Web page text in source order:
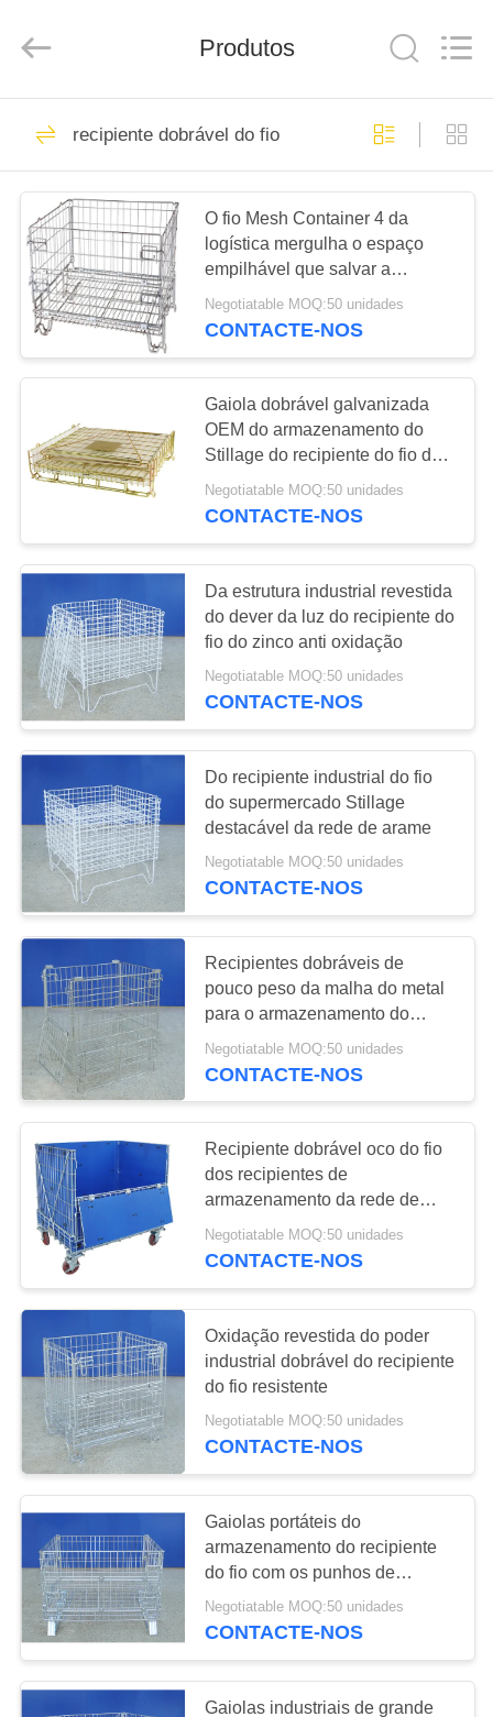
CASA
PRODUTOS
SOBRE
NÓS
EXCURSÃO
FÁBRICA
CONTROLE
DA
QUALIDADE
CONTACTE-
NOS
PEÇA
UMAS
CITAÇÕES
MAPA
DO
SITE
PRIVACY
POLICY
Trade
Rights
Recipiente industrial
do fio
recipiente dobrável
do fio
15
Recipiente do
engranzamento de
fio
48
Pálete plástica
industrial
34
Tanque de
armazenamento
líquido de IBC
trole da gaiola do
rolo
Cremalheira do
shelving do
armazém
Produtos
recipiente dobrável do fio
O fio Mesh Container 4 da
logística mergulha o espaço
empilhável que salvar a
visibilidade alta com tipo
europeu pés
Negotiatable MOQ:50 unidades
CONTACTE-NOS
Gaiola dobrável galvanizada
OEM do armazenamento do
Stillage do recipiente do fio da
garrafa do Euro
Negotiatable MOQ:50 unidades
CONTACTE-NOS
Da estrutura industrial revestida
do dever da luz do recipiente do
fio do zinco anti oxidação
Negotiatable MOQ:50 unidades
CONTACTE-NOS
Do recipiente industrial do fio
do supermercado Stillage
destacável da rede de arame
Negotiatable MOQ:50 unidades
CONTACTE-NOS
Recipientes dobráveis de
pouco peso da malha do metal
para o armazenamento do
armazém
Negotiatable MOQ:50 unidades
CONTACTE-NOS
Recipiente dobrável oco do fio
dos recipientes de
armazenamento da rede de
arame da placa
Negotiatable MOQ:50 unidades
CONTACTE-NOS
Oxidação revestida do poder
industrial dobrável do recipiente
do fio resistente
Negotiatable MOQ:50 unidades
CONTACTE-NOS
Gaiolas portáteis do
armazenamento do recipiente
do fio com os punhos de
travamento do auto
Negotiatable MOQ:50 unidades
CONTACTE-NOS
Gaiolas industriais de grande